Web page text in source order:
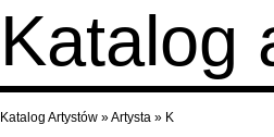
Katalog
Katalog Artystów »Artysta » K